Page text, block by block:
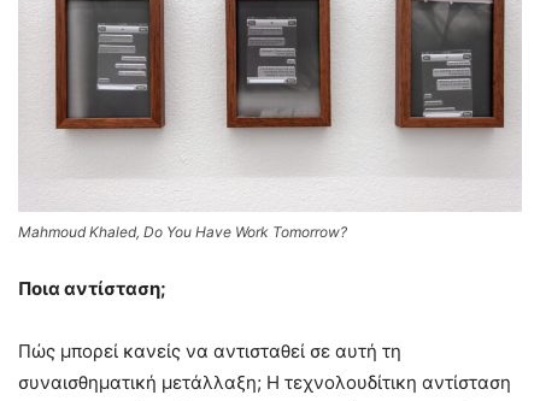
Mahmoud Khaled, Do You Have Work Tomorrow?
Ποια αντίσταση;
Πώς μπορεί κανείς να αντισταθεί σε αυτή τη
συναισθηματική μετάλλαξη; Η τεχνολουδίτικη αντίσταση